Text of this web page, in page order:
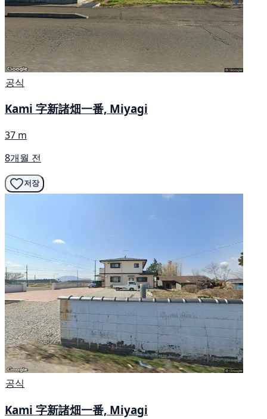
공식
Kami 字新諸畑一番, Miyagi
37 m
8개월 전
저장
공식
Kami 字新諸畑一番, Miyagi